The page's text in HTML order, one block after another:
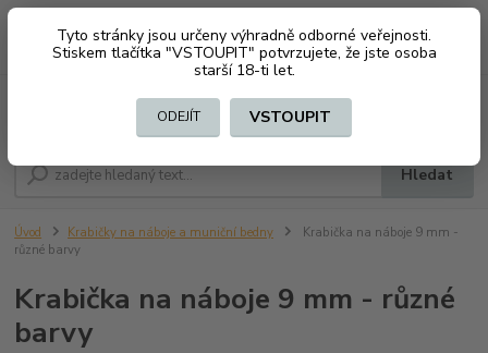
Tyto stránky jsou určeny výhradně odborné veřejnosti.
Stiskem tlačítka "VSTOUPIT" potvrzujete, že jste osoba
starší 18-ti let.
ODEJÍT VSTOUPIT
CZK
Hledat
+420 603794370 za0 Kč
Úvod Krabičky na náboje a muniční bedny
Krabička na náboje 9 mm -
různé barvy
Krabička na náboje 9 mm - různé
barvy